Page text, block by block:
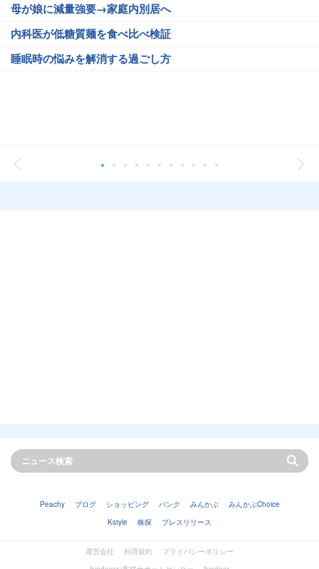
母が娘に減量強要→家庭内別居へ
内科医が低糖質麺を食べ比べ検証
睡眠時の悩みを解消する過ごし方
Peachy ブログ ショッピング バンク みんかぶ
みんかぶChoice
Kstyle
株探 プレスリリース
運営会社 利用規約
プライバシーポリシー